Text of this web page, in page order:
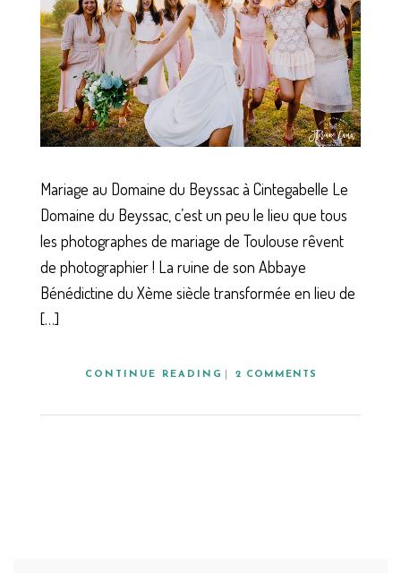
Mariage au Domaine du Beyssac à Cintegabelle Le
Domaine du Beyssac, c’est un peu le lieu que tous
les photographes de mariage de Toulouse rêvent
de photographier ! La ruine de son Abbaye
Bénédictine du Xème siècle transformée en lieu de
[…]
CONTINUE READING 2 COMMENTS